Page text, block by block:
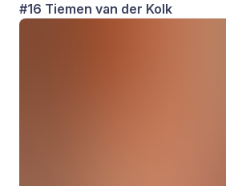
#16 Tiemen van der Kolk